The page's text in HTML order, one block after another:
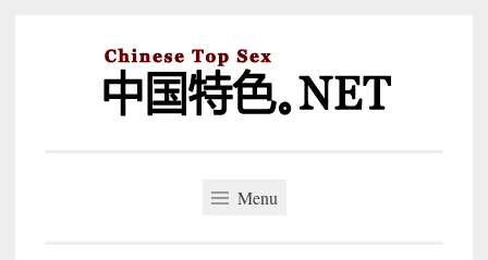
Menu